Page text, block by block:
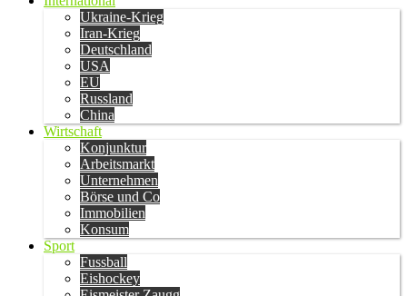
Ukraine-Krieg
Iran-Krieg
Deutschland
USA
EU
Russland
China
Wirtschaft
Konjunktur
Arbeitsmarkt
Unternehmen
Börse und Co
Immobilien
Konsum
Sport
Fussball
Eishockey